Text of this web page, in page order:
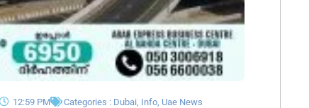
12:59 PM Categories : Dubai Info Uae News